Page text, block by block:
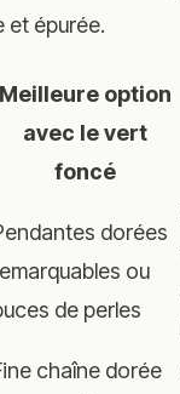
et épurée.
Meilleure option
avec le vert
foncé
dorées
ou
de perles
chaîne dorée